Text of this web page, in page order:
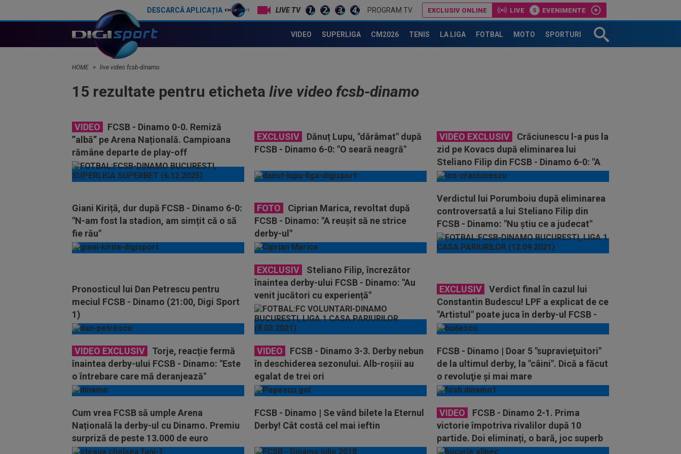
DESCARCĂ APLICAȚIA LIVE TV PROGRAM TV EXCLUSIV ONLINE LIVE EVENIMENTE
VIDEO SUPERLIGA CM2026 TENIS LA LIGA FOTBAL MOTO SPORTURI
HOME live video fcsb-dinamo
15 rezultate pentru eticheta live video fcsb-dinamo
VIDEO
FCSB - Dinamo 0-0. Remiză
”albă” pe Arena Națională. Campioana
rămâne departe de play-off
EXCLUSIV
Dănuț Lupu, "dărâmat" după
FCSB - Dinamo 6-0: "O seară neagră"
VIDEO EXCLUSIV
Crăciunescu l-a pus la
zid pe Kovacs după eliminarea lui
Steliano Filip din FCSB - Dinamo 6-0: "A
fost simulare!"
Giani Kiriță, dur după FCSB - Dinamo 6-0:
"N-am fost la stadion, am simțit că o să
fie rău"
FOTO
Ciprian Marica, revoltat după
FCSB - Dinamo: "A reușit să ne strice
derby-ul"
Verdictul lui Porumboiu după eliminarea
controversată a lui Steliano Filip din
FCSB - Dinamo: "Nu știu ce a judecat"
Pronosticul lui Dan Petrescu pentru
meciul FCSB - Dinamo (21:00, Digi Sport
1)
EXCLUSIV
Steliano Filip, încrezător
înaintea derby-ului FCSB - Dinamo: "Au
venit jucători cu experiență"
EXCLUSIV
Verdict final în cazul lui
Constantin Budescu! LPF a explicat de ce
"Artistul" poate juca în derby-ul FCSB -
Dinamo
VIDEO EXCLUSIV
Torje, reacție fermă
înaintea derby-ului FCSB - Dinamo: "Este
o întrebare care mă deranjează"
VIDEO
FCSB - Dinamo 3-3. Derby nebun
în deschiderea sezonului. Alb-roşiii au
egalat de trei ori
FCSB - Dinamo | Doar 5 "supravieţuitori"
de la ultimul derby, la "câini". Dică a făcut
o revoluţie şi mai mare
Cum vrea FCSB să umple Arena
Națională la derby-ul cu Dinamo. Premiu
surpriză de peste 13.000 de euro
FCSB - Dinamo | Se vând bilete la Eternul
Derby! Cât costă cel mai ieftin
VIDEO
FCSB - Dinamo 2-1. Prima
victorie împotriva rivalilor după 10
partide. Doi eliminați, o bară, joc superb